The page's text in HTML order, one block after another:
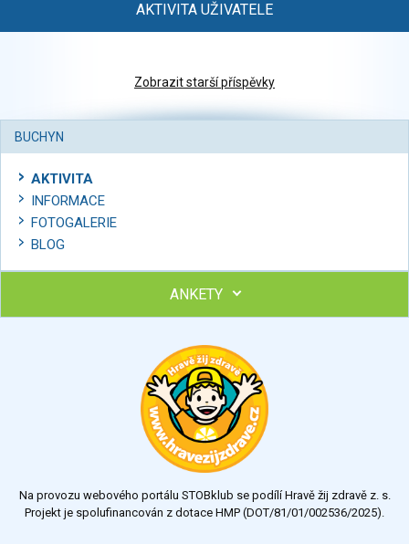
AKTIVITA UŽIVATELE
Zobrazit starší příspěvky
BUCHYN
AKTIVITA
INFORMACE
FOTOGALERIE
BLOG
ANKETY
Výsledky Všechny ankety
Na provozu webového portálu STOBklub se podílí Hravě žij zdravě z. s.
Projekt je spolufinancován z dotace HMP (DOT/81/01/002536/2025).